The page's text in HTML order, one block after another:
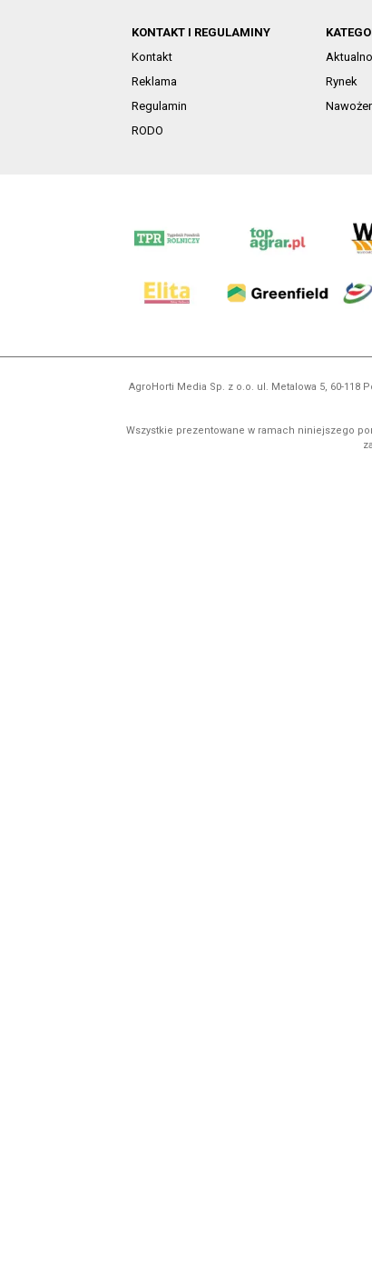
KONTAKT I REGULAMINY
Kontakt
Reklama
Regulamin
RODO
Rynek
AgroHorti Media Sp. z o.o. ul. Metalowa 5, 60-118
Wszystkie prezentowane w ramach niniejszego